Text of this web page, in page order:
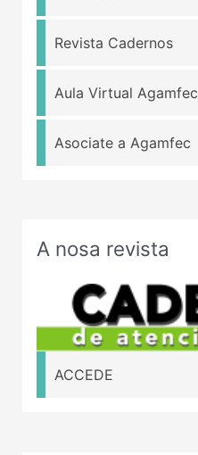
Revista Cadernos
Aula Virtual Agamfec
Asociate a Agamfec
A nosa revista
ACCEDE